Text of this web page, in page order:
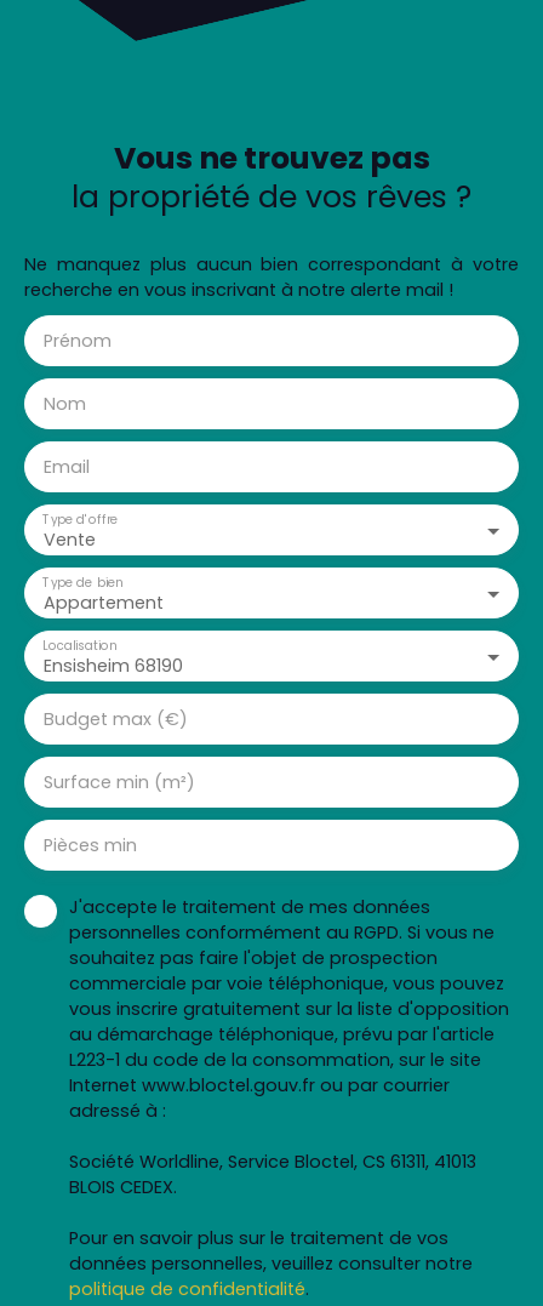
Vous ne trouvez pas
la propriété de vos rêves ?
Ne manquez plus aucun bien correspondant à votre
recherche en vous inscrivant à notre alerte mail !
Prénom
Nom
Email
Vente
Type d'offre
Appartement
Type de bien
Ensisheim 68190
Localisation
Budget max (€)
Surface min (m²)
Pièces min
J'accepte le traitement de mes données
personnelles conformément au RGPD. Si vous ne
souhaitez pas faire l'objet de prospection
commerciale par voie téléphonique, vous pouvez
vous inscrire gratuitement sur la liste d'opposition
au démarchage téléphonique, prévu par l'article
L223-1 du code de la consommation, sur le site
Internet www.bloctel.gouv.fr ou par courrier
adressé à :
Société Worldline, Service Bloctel, CS 61311, 41013
BLOIS CEDEX.
Pour en savoir plus sur le traitement de vos
données personnelles, veuillez consulter notre
politique de confidentialité.